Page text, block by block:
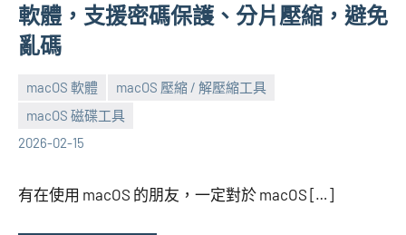
軟體，支援密碼保護、分片壓縮，避免
亂碼
macOS 軟體
macOS 壓縮 / 解壓縮工具
macOS 磁碟工具
2026-02-15
張
海
No
comments
有在使用 macOS 的朋友，一定對於 macOS […]